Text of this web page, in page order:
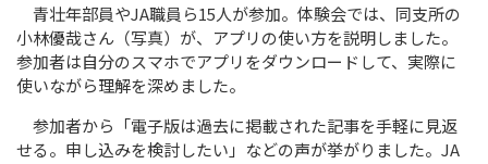
青壮年部員やJA職員ら15人が参加。体験会では、同支所の
小林優哉さん（写真）が、アプリの使い方を説明しました。
参加者は自分のスマホでアプリをダウンロードして、実際に
使いながら理解を深めました。
参加者から「電子版は過去に掲載された記事を手軽に見返
せる。申し込みを検討したい」などの声が挙がりました。 JA